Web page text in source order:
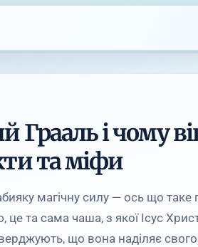
Грааль і чому
та міфи
магічну силу — ось що таке
це та сама чаша, з якої Ісус
що вона наділяє